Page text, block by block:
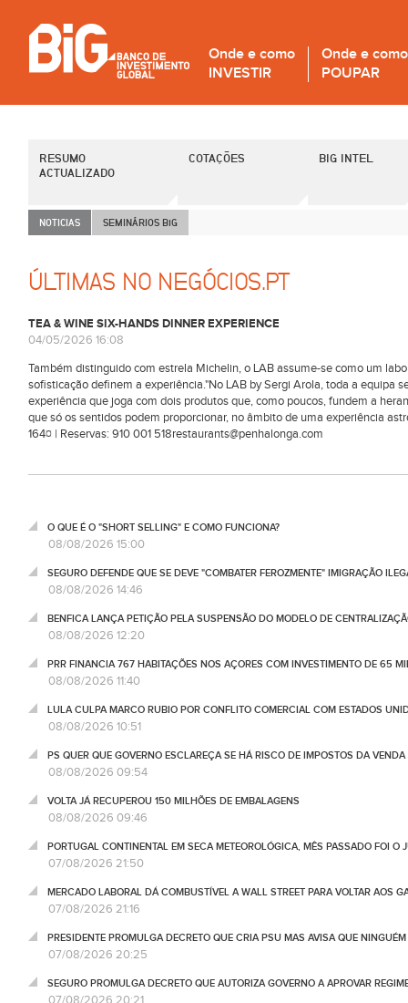
Onde e como
INVESTIR
Onde e como
POUPAR
RESUMO
ACTUALIZADO
COTAÇÕES BIG INTEL
NOTICIAS SEMINÁRIOS BiG
ÚLTIMAS NO NEGÓCIOS.PT
TEA & WINE SIX-HANDS DINNER EXPERIENCE
04/05/2026 16:08
Também distinguido com estrela Michelin, o LAB assume-se como um
sofisticação definem a experiência."No LAB by Sergi Arola, toda a equipa
experiência que joga com dois produtos que, como poucos, fundem a
que só os sentidos podem proporcionar, no âmbito de uma experiência
164¤ | Reservas: 910 001 518restaurants@penhalonga.com
O QUE É O "SHORT SELLING" E COMO FUNCIONA?
08/08/2026 15:00
SEGURO DEFENDE QUE SE DEVE "COMBATER FEROZMENTE" IMIGRAÇÃO
08/08/2026 14:46
BENFICA LANÇA PETIÇÃO PELA SUSPENSÃO DO MODELO DE
08/08/2026 12:20
PRR FINANCIA 767 HABITAÇÕES NOS AÇORES COM INVESTIMENTO DE 65
08/08/2026 11:40
LULA CULPA MARCO RUBIO POR CONFLITO COMERCIAL COM ESTADOS
08/08/2026 10:51
PS QUER QUE GOVERNO ESCLAREÇA SE HÁ RISCO DE IMPOSTOS DA
08/08/2026 09:54
VOLTA JÁ RECUPEROU 150 MILHÕES DE EMBALAGENS
08/08/2026 09:46
PORTUGAL CONTINENTAL EM SECA METEOROLÓGICA, MÊS PASSADO FOI O
07/08/2026 21:50
MERCADO LABORAL DÁ COMBUSTÍVEL A WALL STREET PARA VOLTAR AOS
07/08/2026 21:16
PRESIDENTE PROMULGA DECRETO QUE CRIA PSU MAS AVISA QUE
07/08/2026 20:25
SEGURO PROMULGA DECRETO QUE AUTORIZA GOVERNO A APROVAR